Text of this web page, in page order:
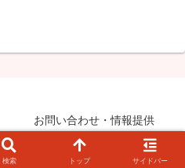
お問い合わせ・情報提供
絶対損するPCマル秘ワザ.
検索 トップ サイドバー